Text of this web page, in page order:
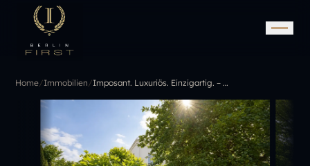
Home/Immobilien/ Imposant. Luxuriös. Einzigartig. – Villa in fußläufiger Seenähe in Bestlage